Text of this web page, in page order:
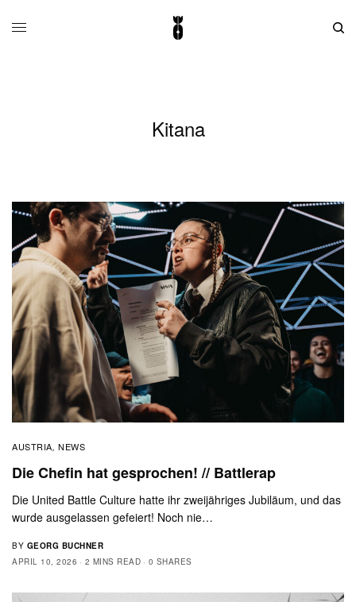
Kitana
AUSTRIA, NEWS
Die Chefin hat gesprochen! // Battlerap
Die United Battle Culture hatte ihr zweijähriges Jubiläum, und das
wurde ausgelassen gefeiert! Noch nie…
BY GEORG BUCHNER
APRIL 10, 2026
2 MINS READ 0 SHARES